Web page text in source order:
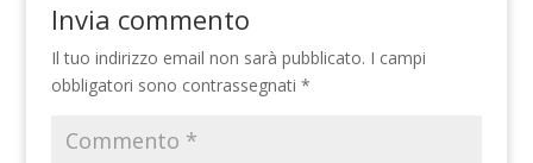
Invia commento
Il tuo indirizzo email non sarà pubblicato. I campi
obbligatori sono contrassegnati *